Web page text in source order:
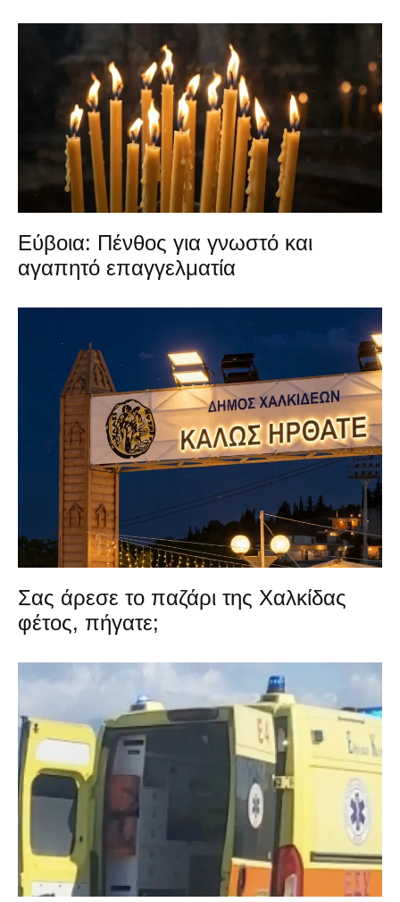
Εύβοια: Πένθος για γνωστό και
αγαπητό επαγγελματία
Σας άρεσε το παζάρι της Χαλκίδας
φέτος, πήγατε;